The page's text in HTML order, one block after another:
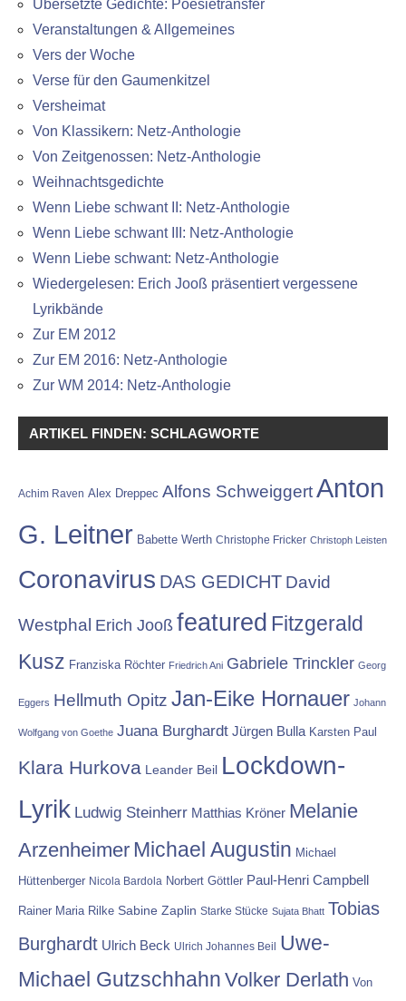
Übersetzte Gedichte: Poesietransfer
Veranstaltungen & Allgemeines
Vers der Woche
Verse für den Gaumenkitzel
Versheimat
Von Klassikern: Netz-Anthologie
Von Zeitgenossen: Netz-Anthologie
Weihnachtsgedichte
Wenn Liebe schwant II: Netz-Anthologie
Wenn Liebe schwant III: Netz-Anthologie
Wenn Liebe schwant: Netz-Anthologie
Wiedergelesen: Erich Jooß präsentiert vergessene
Lyrikbände
Zur EM 2012
Zur EM 2016: Netz-Anthologie
Zur WM 2014: Netz-Anthologie
ARTIKEL FINDEN: SCHLAGWORTE
Achim Raven Alex Dreppec Alfons SchweiggertAnton
G. Leitner Babette Werth Christophe Fricker Christoph Leisten
Coronavirus DAS GEDICHT David
Westphal Erich Jooß featured Fitzgerald
Kusz Franziska Röchter Friedrich Ani Gabriele Trinckler Georg
Eggers Hellmuth Opitz Jan-Eike Hornauer Johann
Wolfgang von Goethe Juana Burghardt Jürgen Bulla Karsten Paul
Klara Hurkova Leander Beil Lockdown-
Lyrik Ludwig Steinherr Matthias Kröner Melanie
Arzenheimer Michael Augustin Michael
Hüttenberger Nicola Bardola Norbert Göttler Paul-Henri Campbell
Rainer Maria Rilke Sabine Zaplin Starke Stücke Sujata Bhatt Tobias
Burghardt Ulrich Beck Ulrich Johannes Beil Uwe-
Michael Gutzschhahn Volker Derlath Von